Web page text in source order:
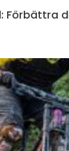
Förbättra